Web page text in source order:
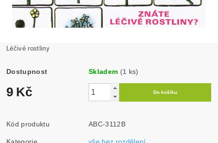
Léčivé rostliny
Dostupnost Skladem (1 ks)
9 Kč
Kód produktu ABC-3112B
Kategorie vše bez rozdělení